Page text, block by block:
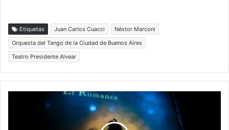
Etiquetas Juan Carlos Cuacci
Néstor Marconi
Orquesta del Tango de la Ciudad de Buenos Aires
Teatro Presidente Alvear